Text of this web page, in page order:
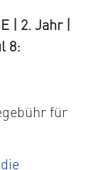
| 2. Jahr |
8:
für